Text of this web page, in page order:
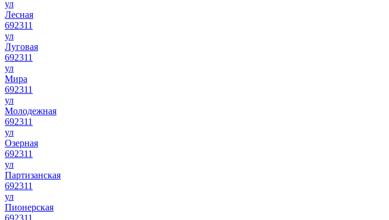
ул
Лесная
692311
ул
Луговая
692311
ул
Мира
692311
ул
Молодежная
692311
ул
Озерная
692311
ул
Партизанская
692311
ул
Пионерская
692311